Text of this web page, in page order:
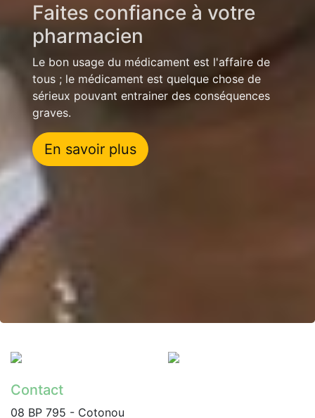
Faites confiance à votre
pharmacien
Le bon usage du médicament est l'affaire de
tous ; le médicament est quelque chose de
sérieux pouvant entrainer des conséquences
graves.
En savoir plus
Contact
08 BP 795 - Cotonou